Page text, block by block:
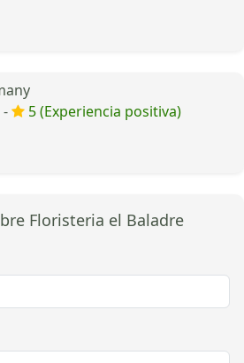
-
5 (Experiencia positiva)
Floristeria el Baladre